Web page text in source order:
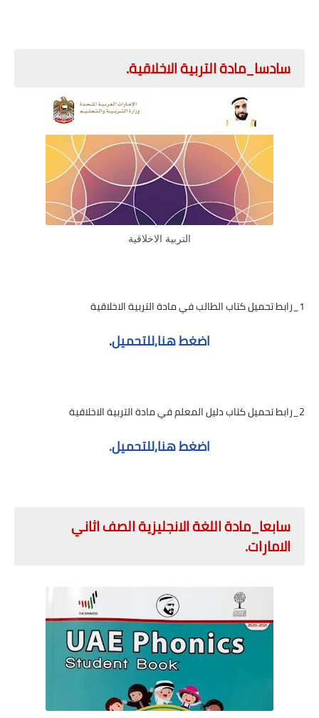
سادسا_مادة التربية الاخلاقية.
التربية الاخلاقية
1_رابط تحميل كتاب الطالب في مادة التربية الاخلاقية
اضغط هنا,للتحميل.
2_رابط تحميل كتاب دليل المعلم في مادة التربية الاخلاقية
اضغط هنا,للتحميل.
سابعا_مادة اللغة الانجليزية الصف اثاني
الامارات.